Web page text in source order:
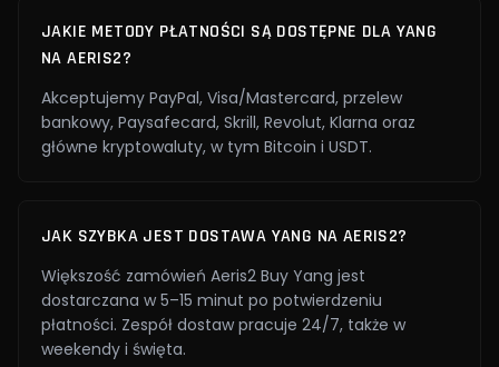
JAKIE METODY PŁATNOŚCI SĄ DOSTĘPNE DLA YANG
NA AERIS2?
Akceptujemy PayPal, Visa/Mastercard, przelew
bankowy, Paysafecard, Skrill, Revolut, Klarna oraz
główne kryptowaluty, w tym Bitcoin i USDT.
JAK SZYBKA JEST DOSTAWA YANG NA AERIS2?
Większość zamówień Aeris2 Buy Yang jest
dostarczana w 5–15 minut po potwierdzeniu
płatności. Zespół dostaw pracuje 24/7, także w
weekendy i święta.